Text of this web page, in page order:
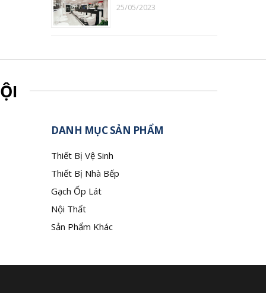
25/05/2023
DANH MỤC SẢN PHẨM
Thiết Bị Vệ Sinh
Thiết Bị Nhà Bếp
Gạch Ốp Lát
Nội Thất
Sản Phẩm Khác